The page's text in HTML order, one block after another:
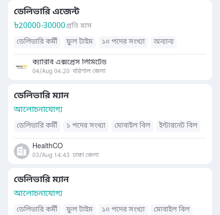
ডেলিভারি এজেন্ট
৳20000-30000প্রতি মাস
ডেলিভারি কর্মী
ফুল টাইম ১০ পদের সংখ্যা অন্যান্য
ক্যারিবি এক্সপ্রেস লিমিটেড
04/Aug 04:20 বরিশাল জেলা
ডেলিভারি ম্যান
আলোচনাযোগ্য
ডেলিভারি কর্মী ১ পদের সংখ্যা মোবাইল বিল ইন্টারনেট বিল
HealthCO
03/Aug 14:43 ঢাকা জেলা
ডেলিভারি ম্যান
আলোচনাযোগ্য
ডেলিভারি কর্মী ফুল টাইম ১০ পদের সংখ্যা
মোবাইল বিল